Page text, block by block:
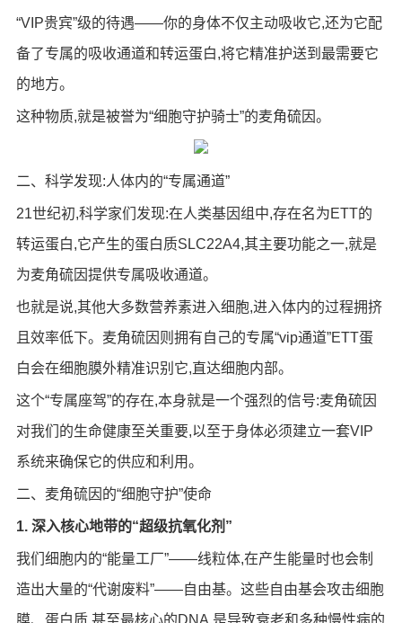
“VIP贵宾”级的待遇——你的身体不仅主动吸收它,还为它配
备了专属的吸收通道和转运蛋白,将它精准护送到最需要它
的地方。
这种物质,就是被誉为“细胞守护骑士”的麦角硫因。
二、科学发现:人体内的“专属通道”
21世纪初,科学家们发现:在人类基因组中,存在名为ETT的
转运蛋白,它产生的蛋白质SLC22A4,其主要功能之一,就是
为麦角硫因提供专属吸收通道。
也就是说,其他大多数营养素进入细胞,进入体内的过程拥挤
且效率低下。麦角硫因则拥有自己的专属“vip通道”ETT蛋
白会在细胞膜外精准识别它,直达细胞内部。
这个“专属座驾”的存在,本身就是一个强烈的信号:麦角硫因
对我们的生命健康至关重要,以至于身体必须建立一套VIP
系统来确保它的供应和利用。
二、麦角硫因的“细胞守护”使命
1. 深入核心地带的“超级抗氧化剂”
我们细胞内的“能量工厂”——线粒体,在产生能量时也会制
造出大量的“代谢废料”——自由基。这些自由基会攻击细胞
膜、蛋白质,甚至最核心的DNA,是导致衰老和多种慢性病的